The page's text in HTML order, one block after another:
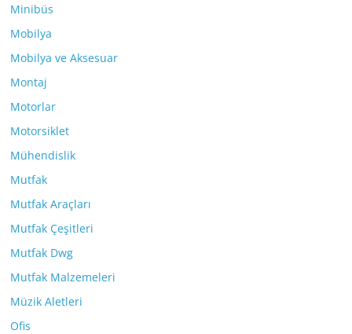
Minibüs
Mobilya
Mobilya ve Aksesuar
Montaj
Motorlar
Motorsiklet
Mühendislik
Mutfak
Mutfak Araçları
Mutfak Çeşitleri
Mutfak Dwg
Mutfak Malzemeleri
Müzik Aletleri
Ofis